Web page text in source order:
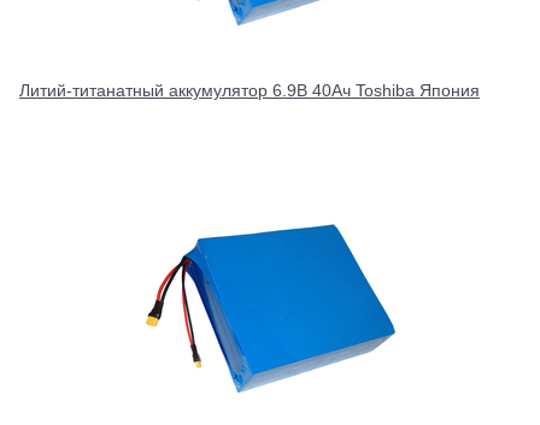
Литий-титанатный аккумулятор 6.9В 40Ач Toshiba Япония